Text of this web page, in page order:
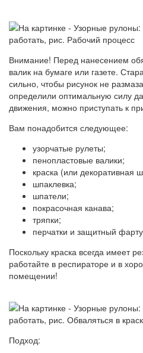
Внимание! Перед нанесением
валик на бумаге или газете.
сильно, чтобы рисунок не
определили оптимальную силу
движения, можно приступать к
Вам понадобится следующее:
узорчатые рулеты;
пенопластовые валики;
краска (или декоративная
шпаклевка;
шпатели;
покрасочная канава;
тряпки;
перчатки и защитный
Поскольку краска всегда имеет
работайте в респираторе и в
помещении!
Подход: